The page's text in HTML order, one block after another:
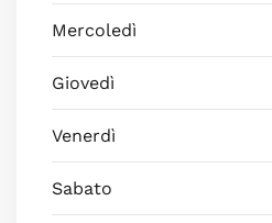
Mercoledì
Giovedì
Venerdì
Sabato